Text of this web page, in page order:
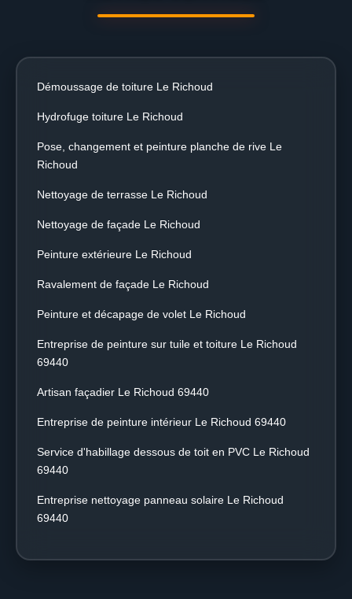
Démoussage de toiture Le Richoud
Hydrofuge toiture Le Richoud
Pose, changement et peinture planche de rive Le
Richoud
Nettoyage de terrasse Le Richoud
Nettoyage de façade Le Richoud
Peinture extérieure Le Richoud
Ravalement de façade Le Richoud
Peinture et décapage de volet Le Richoud
Entreprise de peinture sur tuile et toiture Le Richoud
69440
Artisan façadier Le Richoud 69440
Entreprise de peinture intérieur Le Richoud 69440
Service d'habillage dessous de toit en PVC Le Richoud
69440
Entreprise nettoyage panneau solaire Le Richoud
69440